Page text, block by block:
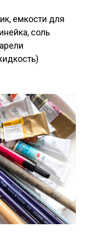
емкости для
соль